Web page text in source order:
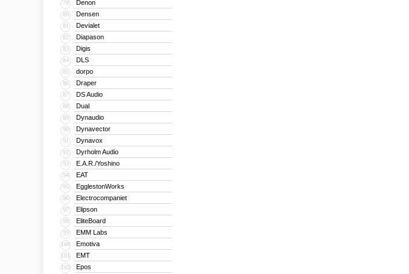
79 Denon
80 Densen
81 Devialet
82 Diapason
83 Digis
84 DLS
85 dorpo
86 Draper
87 DS Audio
88 Dual
89 Dynaudio
90 Dynavector
91 Dynavox
92 Dyrholm Audio
93 E.A.R./Yoshino
94 EAT
95 EgglestonWorks
96 Electrocompaniet
97 Elipson
98 EliteBoard
99 EMM Labs
100 Emotiva
101 EMT
102 Epos